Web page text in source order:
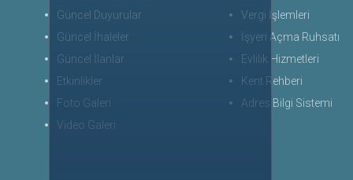
Güncel Duyurular
Güncel İhaleler
Güncel İlanlar
Etkinlikler
Foto Galeri
Video Galeri
Vergi İşlemleri
İşyeri Açma Ruhsatı
Evlilik Hizmetleri
Kent Rehberi
Adres Bilgi Sistemi